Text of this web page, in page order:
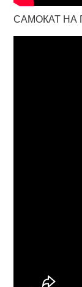
САМОКАТ НА